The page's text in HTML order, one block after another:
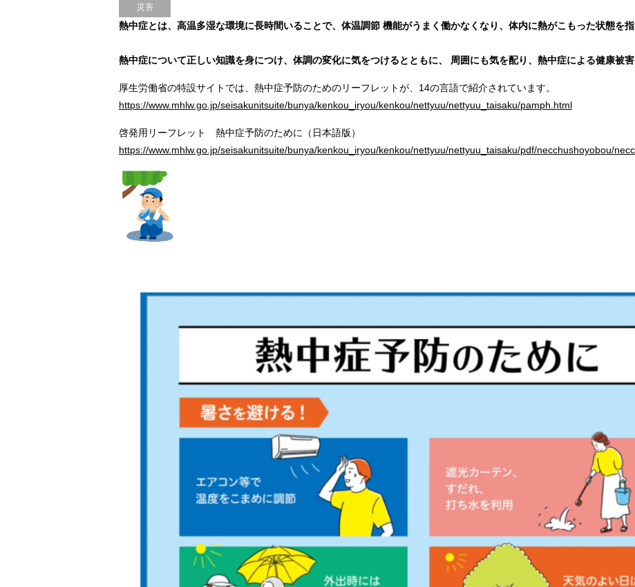
災害
熱中症とは、高温多湿な環境に長時間いることで、体温調節 機能がうまく働かなくなり、体内に熱がこもった状態を指
熱中症について正しい知識を身につけ、体調の変化に気をつけるとともに、 周囲にも気を配り、熱中症による健康被害
厚生労働省の特設サイトでは、熱中症予防のためのリーフレットが、14の言語で紹介されています。
https://www.mhlw.go.jp/seisakunitsuite/bunya/kenkou_iryou/kenkou/nettyuu/nettyuu_taisaku/pamph.html
啓発用リーフレット 熱中症予防のために（日本語版）
https://www.mhlw.go.jp/seisakunitsuite/bunya/kenkou_iryou/kenkou/nettyuu/nettyuu_taisaku/pdf/necchushoyobou/